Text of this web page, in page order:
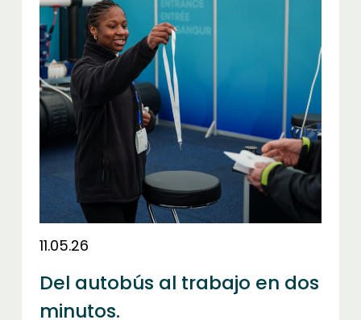
11.05.26
Del autobús al trabajo en dos
minutos.